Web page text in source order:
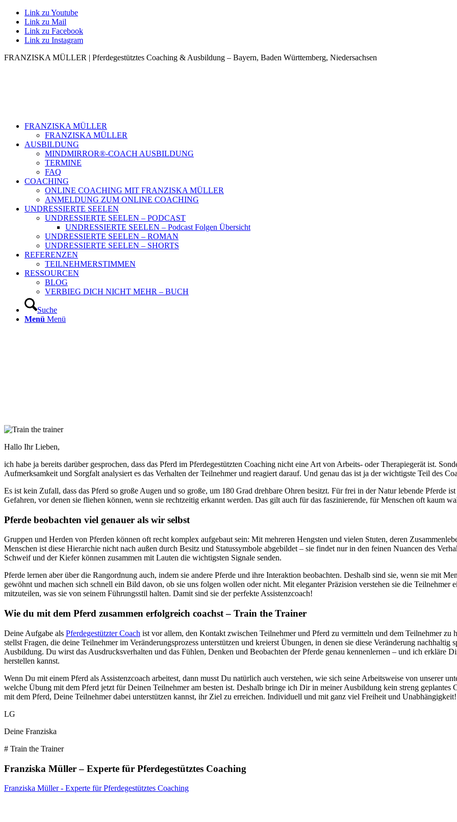
Link zu Youtube
Link zu Mail
Link zu Facebook
Link zu Instagram
FRANZISKA MÜLLER | Pferdegestütztes Coaching & Ausbildung – Bayern, Baden Württemberg, Niedersachsen
FRANZISKA MÜLLER
FRANZISKA MÜLLER
AUSBILDUNG
MINDMIRROR®-COACH AUSBILDUNG
TERMINE
FAQ
COACHING
ONLINE COACHING MIT FRANZISKA MÜLLER
ANMELDUNG ZUM ONLINE COACHING
UNDRESSIERTE SEELEN
UNDRESSIERTE SEELEN – PODCAST
UNDRESSIERTE SEELEN – Podcast Folgen Übersicht
UNDRESSIERTE SEELEN – ROMAN
UNDRESSIERTE SEELEN – SHORTS
REFERENZEN
TEILNEHMERSTIMMEN
RESSOURCEN
BLOG
VERBIEG DICH NICHT MEHR – BUCH
Suche
Menü Menü
Hallo Ihr Lieben,
ich habe ja bereits darüber gesprochen, dass das Pferd im Pferdegestützten Coaching nicht eine Art von Arbeits- oder Therapiegerät ist.
Aufmerksamkeit und Sorgfalt analysiert es das Verhalten der Teilnehmer und reagiert darauf. Und genau das ist ja der wichtigste Teil des
Es ist kein Zufall, dass das Pferd so große Augen und so große, um 180 Grad drehbare Ohren besitzt. Für frei in der Natur lebende Pferde
Gefahren, vor denen sie fliehen können, wenn sie rechtzeitig erkannt werden. Das gilt auch für das faszinierende, für Menschen oft kaum
Pferde beobachten viel genauer als wir selbst
Gruppen und Herden von Pferden können oft recht komplex aufgebaut sein: Mit mehreren Hengsten und vielen Stuten, deren
Menschen ist diese Hierarchie nicht nach außen durch Besitz und Statussymbole abgebildet – sie findet nur in den feinen Nuancen des
Schweif und der Kiefer können zusammen mit Lauten die wichtigsten Signale senden.
Pferde lernen aber über die Rangordnung auch, indem sie andere Pferde und ihre Interaktion beobachten. Deshalb sind sie, wenn sie mit
gewöhnt und machen sich schnell ein Bild davon, ob sie uns folgen wollen oder nicht. Mit eleganter Präzision verstehen sie die Teilnehmer
mitzuteilen, was sie von seinem Führungsstil halten. Damit sind sie der perfekte Assistenzcoach!
Wie du mit dem Pferd zusammen erfolgreich coachst – Train the Trainer
Deine Aufgabe als Pferdegestützter Coach ist vor allem, den Kontakt zwischen Teilnehmer und Pferd zu vermitteln und dem Teilnehmer zu
stellst Fragen, die deine Teilnehmer im Veränderungsprozess unterstützen und kreierst Übungen, in denen sie diese Veränderung
Ausbildung. Du wirst das Ausdrucksverhalten und das Fühlen, Denken und Beobachten der Pferde genau kennenlernen – und ich erkläre
herstellen kannst.
Wenn Du mit einem Pferd als Assistenzcoach arbeitest, dann musst Du natürlich auch verstehen, wie sich seine Arbeitsweise von unserer
welche Übung mit dem Pferd jetzt für Deinen Teilnehmer am besten ist. Deshalb bringe ich Dir in meiner Ausbildung kein streng
mit dem Pferd, Deine Teilnehmer dabei unterstützen kannst, ihr Ziel zu erreichen. Individuell und mit ganz viel Freiheit und Unabhängigkeit!
LG
Deine Franziska
# Train the Trainer
Franziska Müller – Experte für Pferdegestütztes Coaching
Franziska Müller - Experte für Pferdegestütztes Coaching